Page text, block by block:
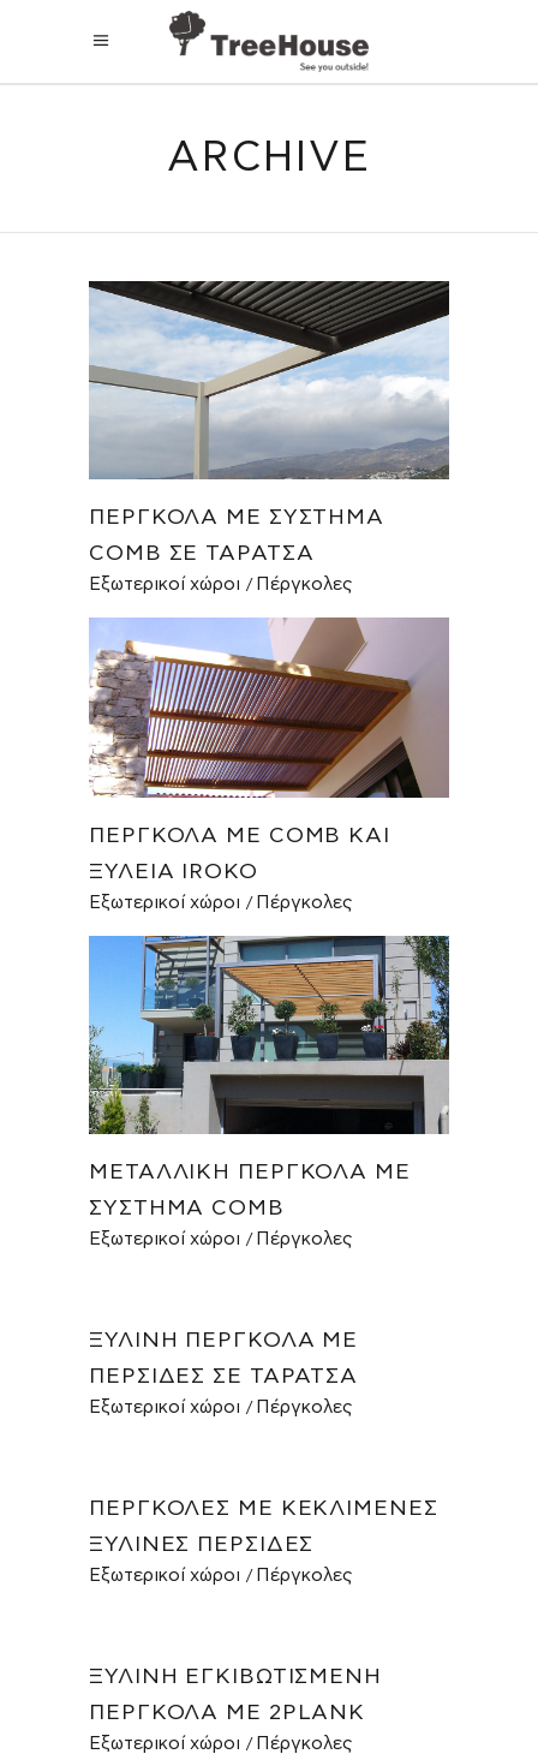
ARCHIVE
ΠΈΡΓΚΟΛΑ ΜΕ ΣΎΣΤΗΜΑ
COMB ΣΕ ΤΑΡΆΤΣΑ
Εξωτερικοί χώροι Πέργκολες
ΠΈΡΓΚΟΛΑ ΜΕ COMB ΚΑΙ
ΞΥΛΕΊΑ IROKO
Εξωτερικοί χώροι Πέργκολες
ΜΕΤΑΛΛΙΚΉ ΠΈΡΓΚΟΛΑ ΜΕ
ΣΎΣΤΗΜΑ COMB
Εξωτερικοί χώροι Πέργκολες
ΞΎΛΙΝΗ ΠΈΡΓΚΟΛΑ ΜΕ
ΠΕΡΣΊΔΕΣ ΣΕ ΤΑΡΆΤΣΑ
Εξωτερικοί χώροι Πέργκολες
ΠΈΡΓΚΟΛΕΣ ΜΕ ΚΕΚΛΙΜΈΝΕΣ
ΞΎΛΙΝΕΣ ΠΕΡΣΊΔΕΣ
Εξωτερικοί χώροι Πέργκολες
ΞΎΛΙΝΗ ΕΓΚΙΒΩΤΙΣΜΈΝΗ
ΠΈΡΓΚΟΛΑ ΜΕ 2PLANK
Εξωτερικοί χώροι Πέργκολες